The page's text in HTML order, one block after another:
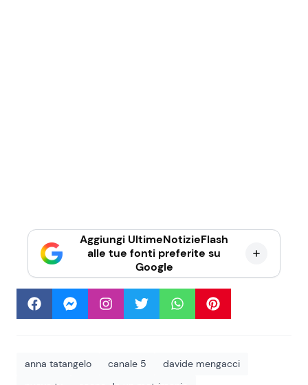
Aggiungi UltimeNotizieFlash
alle tue fonti preferite su
Google
anna tatangelo canale 5
davide mengacci